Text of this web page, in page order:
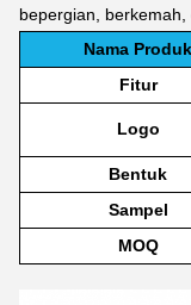
bepergian, berkemah,
Nama Produk
Fitur
Logo
Bentuk
Sampel
MOQ